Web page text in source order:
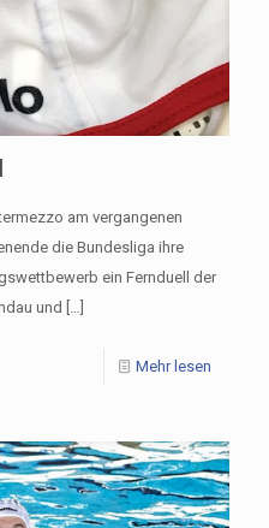
am vergangenen
die Bundesliga ihre
ein Fernduell der
und […]
Mehr lesen